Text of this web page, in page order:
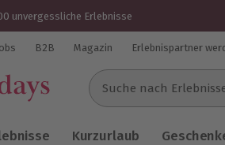
unvergessliche Erlebnisse
B2B Magazin Erlebnispartner
Suche nach
Kurzurlaub